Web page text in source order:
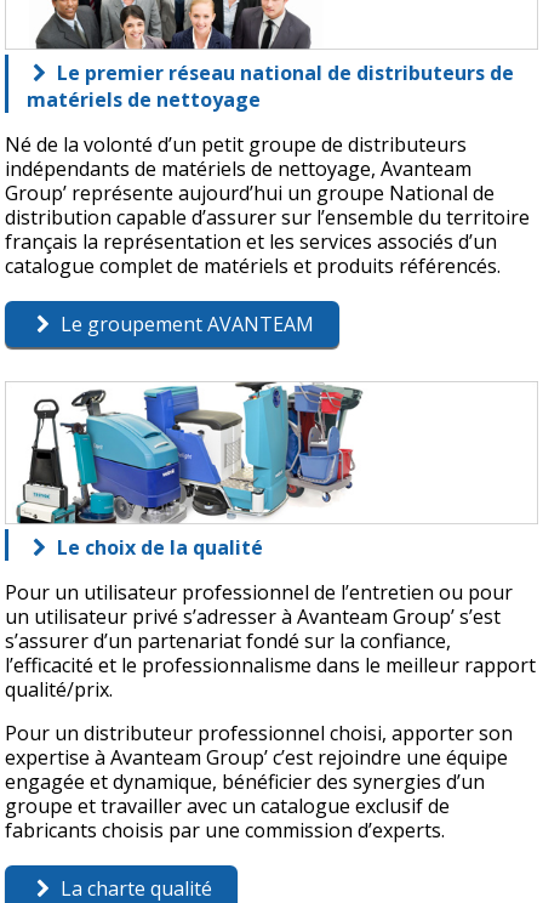
Le premier réseau national de distributeurs de
matériels de nettoyage
Né de la volonté d’un petit groupe de distributeurs
indépendants de matériels de nettoyage, Avanteam
Group’ représente aujourd’hui un groupe National de
distribution capable d’assurer sur l’ensemble du territoire
français la représentation et les services associés d’un
catalogue complet de matériels et produits référencés.
Le groupement AVANTEAM
Le choix de la qualité
Pour un utilisateur professionnel de l’entretien ou pour
un utilisateur privé s’adresser à Avanteam Group’ s’est
s’assurer d’un partenariat fondé sur la confiance,
l’efficacité et le professionnalisme dans le meilleur rapport
qualité/prix.
Pour un distributeur professionnel choisi, apporter son
expertise à Avanteam Group’ c’est rejoindre une équipe
engagée et dynamique, bénéficier des synergies d’un
groupe et travailler avec un catalogue exclusif de
fabricants choisis par une commission d’experts.
La charte qualité